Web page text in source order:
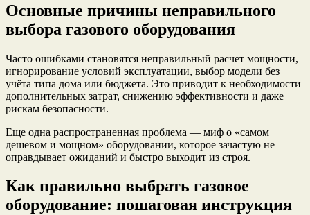
Основные причины неправильного
выбора газового оборудования
Часто ошибками становятся неправильный расчет мощности,
игнорирование условий эксплуатации, выбор модели без
учёта типа дома или бюджета. Это приводит к необходимости
дополнительных затрат, снижению эффективности и даже
рискам безопасности.
Еще одна распространенная проблема — миф о «самом
дешевом и мощном» оборудовании, которое зачастую не
оправдывает ожиданий и быстро выходит из строя.
Как правильно выбрать газовое
оборудование: пошаговая инструкция